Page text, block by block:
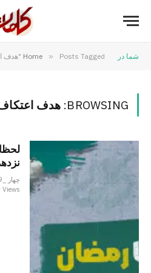
شما در Home » Posts Tagged "هدف اعتکاف"
BROWSING: هدف
Views